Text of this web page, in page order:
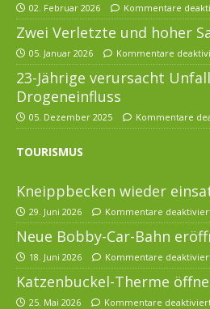
02. Februar 2026 Kommentare
Zwei Verletzte und hoher
05. Januar 2026 Kommentare
23-Jährige verursacht
Drogeneinfluss
05. Dezember 2025 Kommentare
TOURISMUS
Kneippbecken wieder
29. Juni 2026 Kommentare
Neue Bobby-Car-Bahn
18. Juni 2026 Kommentare
Katzenbuckel-Therme
25. Mai 2026 Kommentare